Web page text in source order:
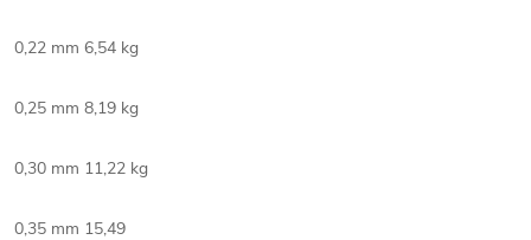
0,22 mm 6,54 kg
0,25 mm 8,19 kg
0,30 mm 11,22 kg
0,35 mm 15,49